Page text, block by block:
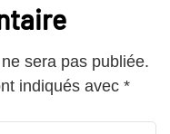
sera pas publiée.
indiqués avec *